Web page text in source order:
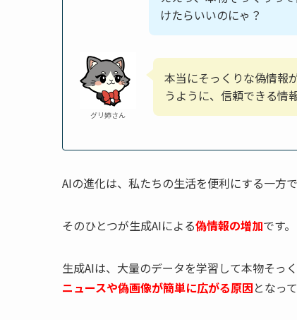
けたらいいのにゃ？
グリ姉さん
本当にそっくりな偽情報
うように、信頼できる情
AIの進化は、私たちの生活を便利にする一方
そのひとつが生成AIによる偽情報の増加です。
生成AIは、大量のデータを学習して本物そっ
ニュースや偽画像が簡単に広がる原因となっ